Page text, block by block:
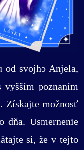
od svojho Anjela,
poznaním
Získajte možnosť
dňa. Usmernenie
si, že v tejto